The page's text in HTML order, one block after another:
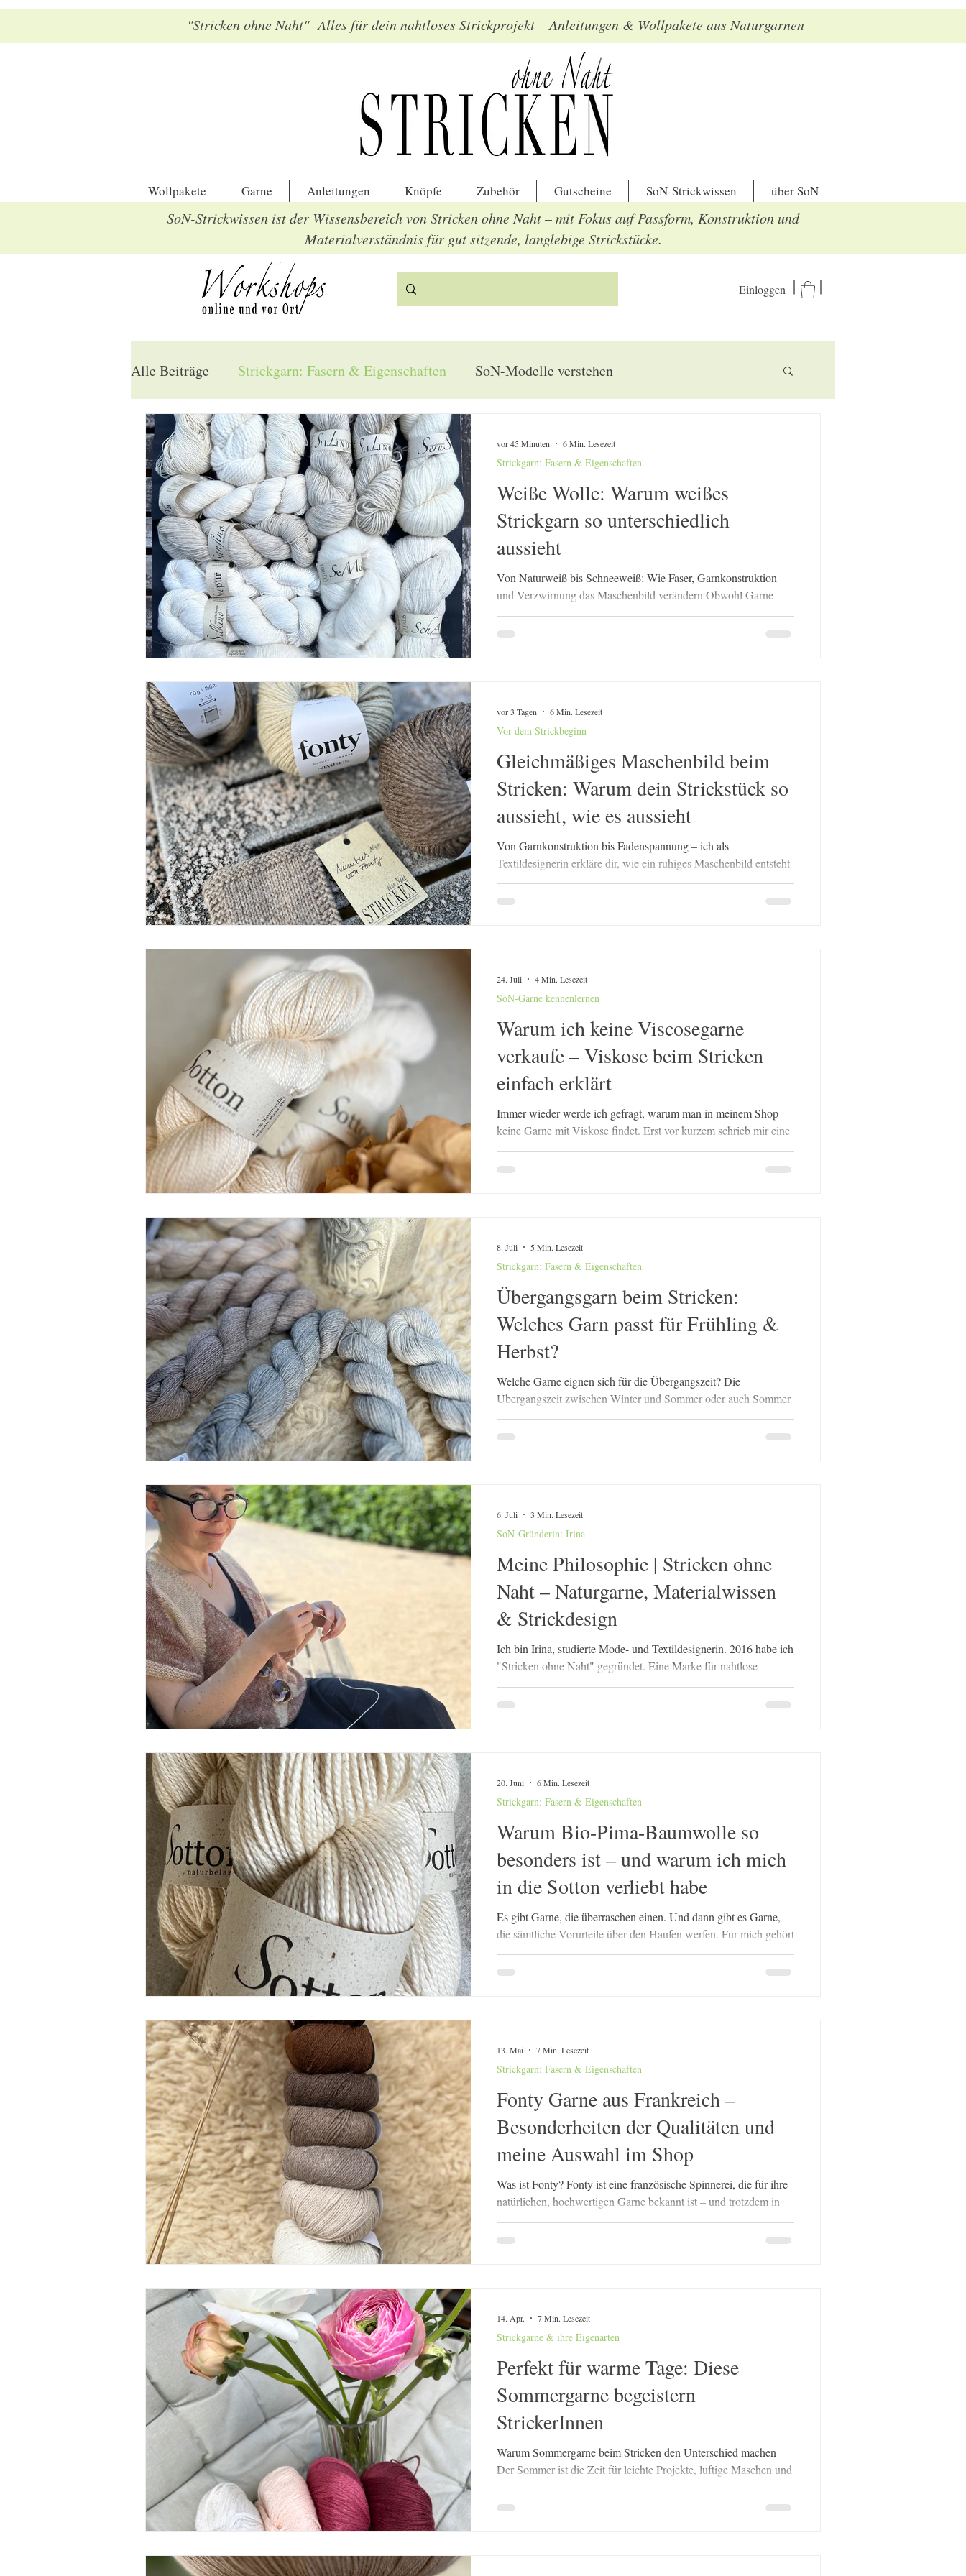
"Stricken ohne Naht" Alles für dein nahtloses Strickprojekt – Anleitungen & Wollpakete aus Naturgarnen
Wollpakete Garne Anleitungen Knöpfe Zubehör Gutscheine SoN-Strickwissen über SoN
SoN-Strickwissen ist der Wissensbereich von Stricken ohne Naht – mit Fokus auf Passform, Konstruktion und
Materialverständnis für gut sitzende, langlebige Strickstücke.
Alle Beiträge Strickgarn: Fasern & Eigenschaften SoN-Modelle verstehen
Stricktechniken verstehen Strickmodelle & Strickoutfits
Vor dem Strickbeginn Strickgarne & ihre Eigenarten SoN-Garne kennenlernen
Videos zu Stricktechniken SoN-Gründerin: Irina
Weiße Wolle: Warum weißes
Strickgarn so unterschiedlich
aussieht
Von Naturweiß bis Schneeweiß: Wie Faser, Garnkonstruktion
und Verzwirnung das Maschenbild verändern Obwohl Garne
Glanz, Griff, Spinnart und Maschenbild. ungefärbte SoN - Garne
Strickgarn: Fasern & Eigenschaften
vor 45 Minuten 6 Min. Lesezeit
Gleichmäßiges Maschenbild beim
Stricken: Warum dein Strickstück so
aussieht, wie es aussieht
Von Garnkonstruktion bis Fadenspannung – ich als
Textildesignerin erkläre dir, wie ein ruhiges Maschenbild entsteht
ein gestreiftes Top aus Bio-Pima-Baumwolle mit einem
gleichmäßigen Maschenbild Ein gleichmässiges Maschenbild
gewählt
Vor dem Strickbeginn
vor 3 Tagen 6 Min. Lesezeit
Warum ich keine Viscosegarne
verkaufe – Viskose beim Stricken
einfach erklärt
Immer wieder werde ich gefragt, warum man in meinem Shop
keine Garne mit Viskose findet. Erst vor kurzem schrieb mir eine
strickt. Sie war mit dem Strickgefühl nicht zufrieden und suchte
SoN-Garne kennenlernen
24. Juli 4 Min. Lesezeit
Übergangsgarn beim Stricken:
Welches Garn passt für Frühling &
Herbst?
Welche Garne eignen sich für die Übergangszeit? Die
Übergangszeit zwischen Winter und Sommer oder auch Sommer
und Winter ist beim Stricken oft eine der größten
Herausforderungen: morgens noch kühl, mittags fast warm und
Alpaka oder Yak. Sie ver
Strickgarn: Fasern & Eigenschaften
8. Juli 5 Min. Lesezeit
Meine Philosophie | Stricken ohne
Naht – Naturgarne, Materialwissen
& Strickdesign
Ich bin Irina, studierte Mode- und Textildesignerin. 2016 habe ich
"Stricken ohne Naht" gegründet. Eine Marke für nahtlose
Wissen rund um Materialien, Fasern und Strickdesign. Ich bin
SoN-Gründerin: Irina
6. Juli 3 Min. Lesezeit
Warum Bio-Pima-Baumwolle so
besonders ist – und warum ich mich
in die Sotton verliebt habe
Es gibt Garne, die überraschen einen. Und dann gibt es Garne,
die sämtliche Vorurteile über den Haufen werfen. Für mich gehört
die Sotton ganz klar in die zweite Kategorie. Was ist Bio-Pima-
Baumwolle? Als ich das Garn zum ersten Mal in den Händen
Strickgarn: Fasern & Eigenschaften
20. Juni 6 Min. Lesezeit
Fonty Garne aus Frankreich –
Besonderheiten der Qualitäten und
meine Auswahl im Shop
Was ist Fonty? Fonty ist eine französische Spinnerei, die für ihre
natürlichen, hochwertigen Garne bekannt ist – und trotzdem in
Firma persönlich auf der h+h Messe in Köln im März 2026
Strickgarn: Fasern & Eigenschaften
13. Mai 7 Min. Lesezeit
Perfekt für warme Tage: Diese
Sommergarne begeistern
StrickerInnen
Warum Sommergarne beim Stricken den Unterschied machen
Der Sommer ist die Zeit für leichte Projekte, luftige Maschen und
Garne, die sich angenehm auf der Haut anfühlen. Während im
Winter wärmende Fasern im Mittelpunkt stehen, darf es in den
Strickgarne & ihre Eigenarten
14. Apr. 7 Min. Lesezeit
Einloggen